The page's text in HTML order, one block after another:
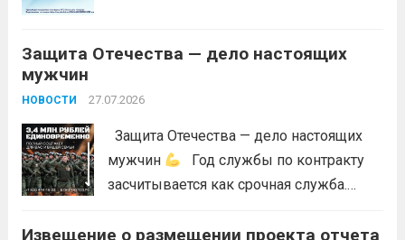
Защита Отечества — дело настоящих
мужчин
НОВОСТИ 27.07.2026
Защита Отечества — дело настоящих
мужчин
Год службы по контракту
засчитывается как срочная служба.
невозможен без вашего согласия,
Извещение о размещении проекта отчета